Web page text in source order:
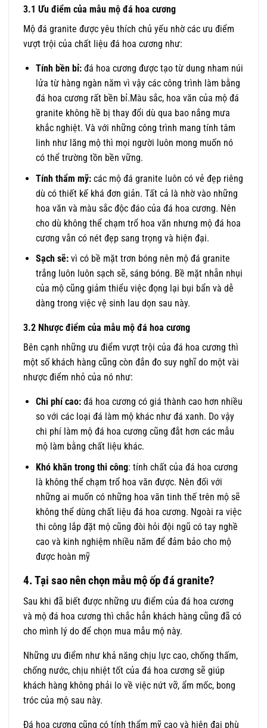
3.1 Ưu điểm của mẫu mộ đá hoa cương
Mộ đá granite được yêu thích chủ yếu nhờ các ưu điểm
vượt trội của chất liệu đá hoa cương như:
Tính bền bỉ:đá hoa cương được tạo từ dung nham núi
lửa từ hàng ngàn năm vì vậy các công trình làm bằng
đá hoa cương rất bền bỉ.Màu sắc, hoa văn của mộ đá
granite không hề bị thay đổi dù qua bao nắng mưa
khắc nghiệt. Và với những công trình mang tính tâm
linh như lăng mộ thì mọi người luôn mong muốn nó
có thể trường tồn bền vững.
Tính thẩm mỹ:các mộ đá granite luôn có vẻ đẹp riêng
dù có thiết kế khá đơn giản. Tất cả là nhờ vào những
hoa văn và màu sắc độc đáo của đá hoa cương. Nên
cho dù không thể chạm trổ hoa văn nhưng mộ đá hoa
cương vẫn có nét đẹp sang trọng và hiện đại.
Sạch sẽ:vì có bề mặt trơn bóng nên mộ đá granite
trắng luôn luôn sạch sẽ, sáng bóng. Bề mặt nhẵn nhụi
của mộ cũng giảm thiểu việc đọng lại bụi bẩn và dễ
dàng trong việc vệ sinh lau dọn sau này.
3.2 Nhược điểm của mẫu mộ đá hoa cương
Bên cạnh những ưu điểm vượt trội của đá hoa cương thì
một số khách hàng cũng còn đắn đo suy nghĩ do một vài
nhược điểm nhỏ của nó như:
Chi phí cao:đá hoa cương có giá thành cao hơn nhiều
so với các loại đá làm mộ khác như đá xanh. Do vậy
chi phí làm mộ đá hoa cương cũng đắt hơn các mẫu
mộ làm bằng chất liệu khác.
Khó khăn trong thi công: tính chất của đá hoa cương
là không thể chạm trổ hoa văn được. Nên đối với
những ai muốn có những hoa văn tinh thế trên mộ sẽ
không thể dùng chất liệu đá hoa cương. Ngoài ra việc
thi công lắp đặt mộ cũng đòi hỏi đội ngũ có tay nghề
cao và kinh nghiệm nhiều năm để đảm bảo cho mộ
được hoàn mỹ
4. Tại sao nên chọn mẫu mộ ốp đá granite?
Sau khi đã biết được những ưu điểm của đá hoa cương
và mộ đá hoa cương thì chắc hẳn khách hàng cũng đã có
cho mình lý do để chọn mua mẫu mộ này.
Những ưu điểm như khả năng chịu lực cao, chống thấm,
chống nước, chịu nhiệt tốt của đá hoa cương sẽ giúp
khách hàng không phải lo về việc nứt vỡ, ẩm mốc, bong
tróc của mộ sau này.
Đá hoa cương cũng có tính thẩm mỹ cao và hiện đại phù